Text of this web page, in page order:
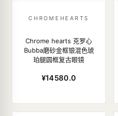
CHROMEHEARTS
Chrome hearts 克罗心
Bubba磨砂金框银混色琥
珀腿圆框复古眼镜
¥14580.0